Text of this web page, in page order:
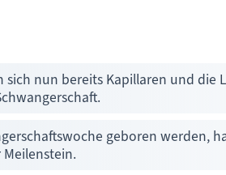
sich nun bereits Kapillaren und
geboren werden,